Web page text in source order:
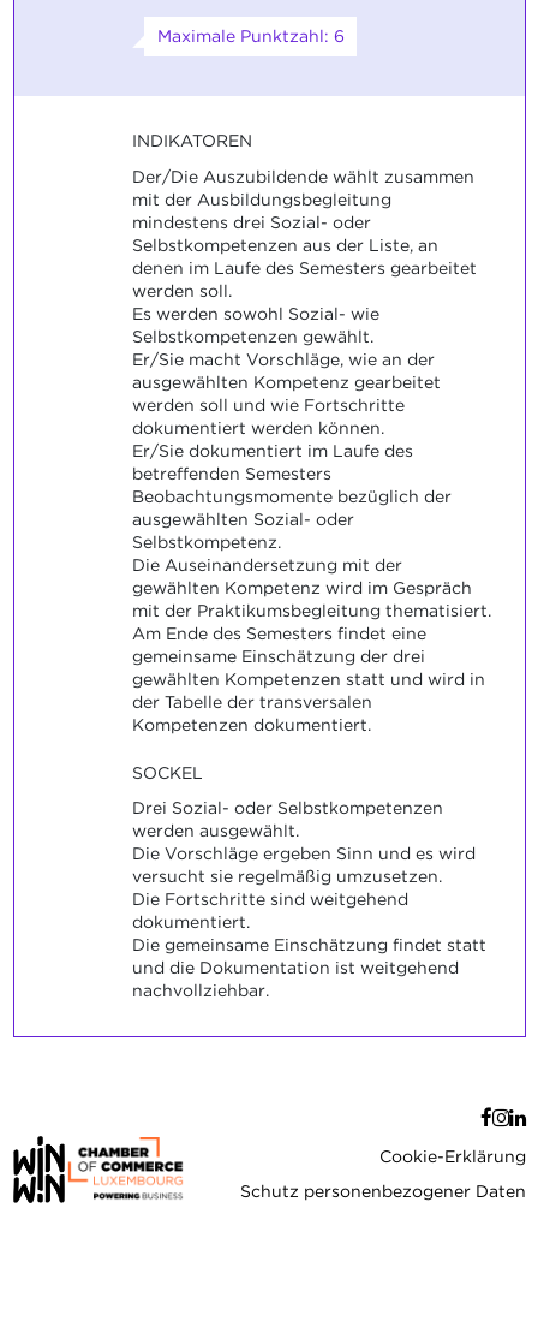
Maximale Punktzahl: 6
INDIKATOREN
Der/Die Auszubildende wählt zusammen
mit der Ausbildungsbegleitung
mindestens drei Sozial- oder
Selbstkompetenzen aus der Liste, an
denen im Laufe des Semesters gearbeitet
werden soll.
Es werden sowohl Sozial- wie
Selbstkompetenzen gewählt.
Er/Sie macht Vorschläge, wie an der
ausgewählten Kompetenz gearbeitet
werden soll und wie Fortschritte
dokumentiert werden können.
Er/Sie dokumentiert im Laufe des
betreffenden Semesters
Beobachtungsmomente bezüglich der
ausgewählten Sozial- oder
Selbstkompetenz.
Die Auseinandersetzung mit der
gewählten Kompetenz wird im Gespräch
mit der Praktikumsbegleitung thematisiert.
Am Ende des Semesters findet eine
gemeinsame Einschätzung der drei
gewählten Kompetenzen statt und wird in
der Tabelle der transversalen
Kompetenzen dokumentiert.
SOCKEL
Drei Sozial- oder Selbstkompetenzen
werden ausgewählt.
Die Vorschläge ergeben Sinn und es wird
versucht sie regelmäßig umzusetzen.
Die Fortschritte sind weitgehend
dokumentiert.
Die gemeinsame Einschätzung findet statt
und die Dokumentation ist weitgehend
nachvollziehbar.
Cookie-Erklärung
Schutz personenbezogener Daten